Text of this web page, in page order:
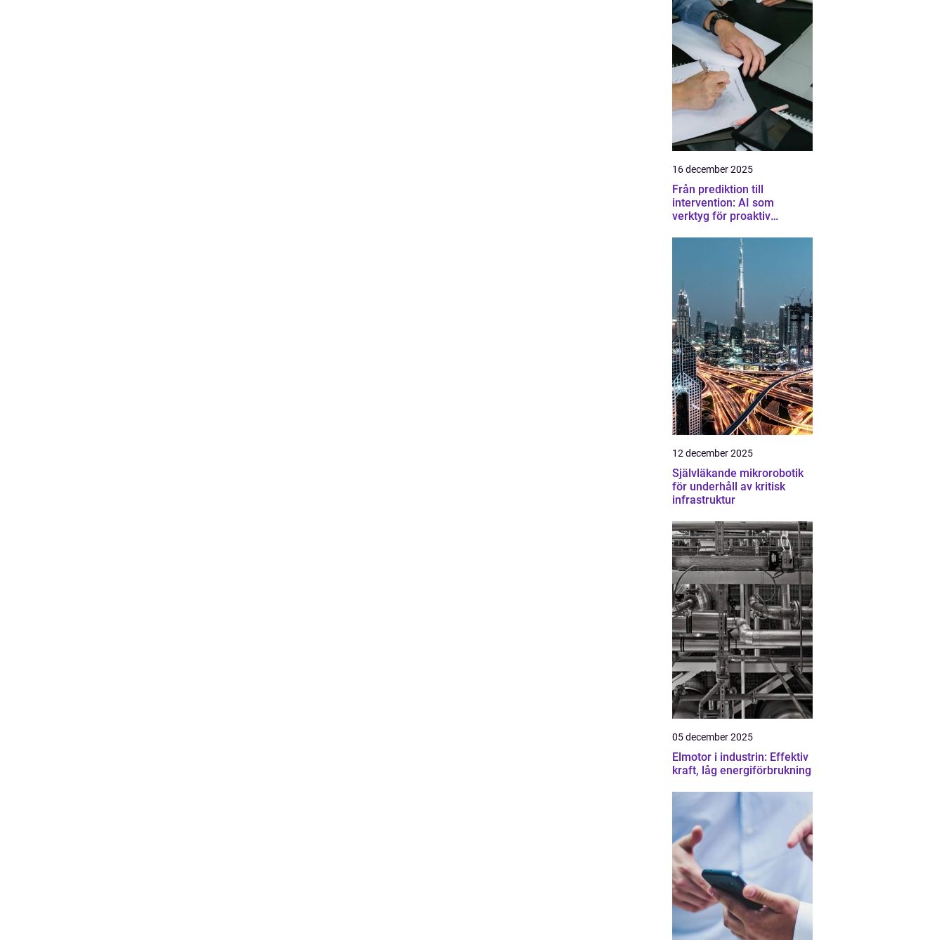
16 december 2025
Från prediktion till
intervention: AI som
verktyg för proaktiv
12 december 2025
Självläkande mikrorobotik
för underhåll av kritisk
infrastruktur
05 december 2025
Elmotor i industrin: Effektiv
kraft, låg energiförbrukning